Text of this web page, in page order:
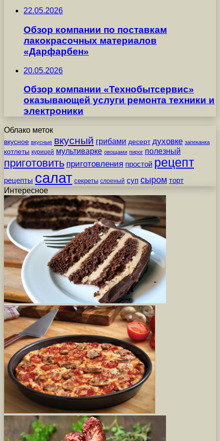
22.05.2026
Обзор компании по поставкам
лакокрасочных материалов
«Дарфарбен»
20.05.2026
Обзор компании «Технобытсервис»
оказывающей услуги ремонта техники и
электроники
Облако меток
вкусное вкусные вкусный грибами десерт духовке запеканка
котлеты курицей мультиварке овощами пирог полезный
приготовить приготовления простой рецепт
рецепты салат секреты слоеный суп сыром торт
Интересное